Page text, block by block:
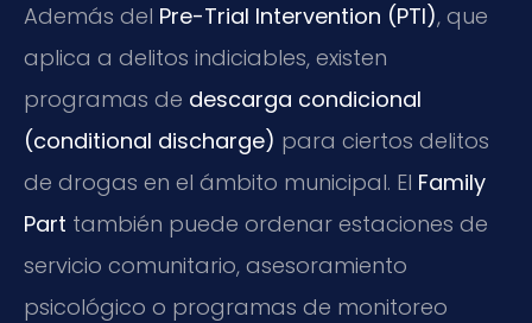
Además del Pre-Trial Intervention (PTI), que
aplica a delitos indiciables, existen
programas de descarga condicional
(conditional discharge) para ciertos delitos
de drogas en el ámbito municipal. El Family
Part también puede ordenar estaciones de
servicio comunitario, asesoramiento
psicológico o programas de monitoreo